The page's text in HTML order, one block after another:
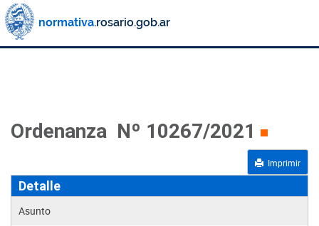
Ordenanza Nº 10267/2021
Imprimir
Detalle
Asunto